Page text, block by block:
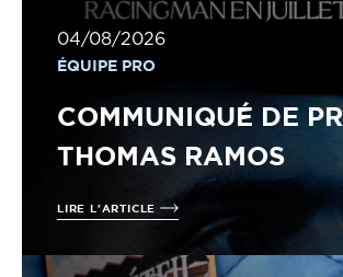
04/08/2026
ÉQUIPE PRO
COMMUNIQUÉ DE
THOMAS RAMOS
LIRE L'ARTICLE